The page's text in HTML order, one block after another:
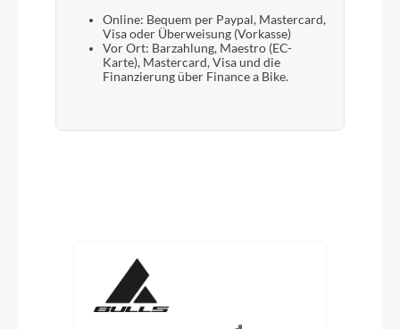
Online: Bequem per Paypal, Mastercard,
Visa oder Überweisung (Vorkasse)
Vor Ort: Barzahlung, Maestro (EC-
Karte), Mastercard, Visa und die
Finanzierung über Finance a Bike.